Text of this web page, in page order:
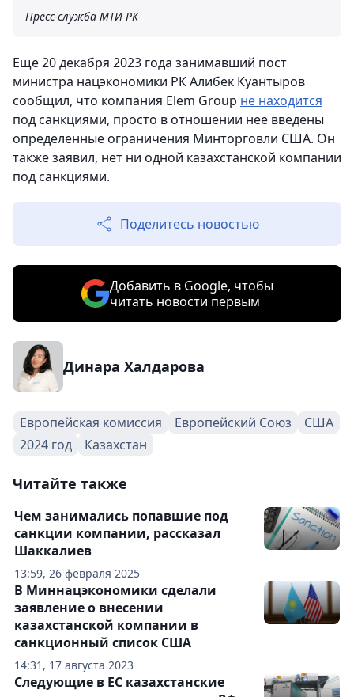
Пресс-служба МТИ РК
Еще 20 декабря 2023 года занимавший пост
министра нацэкономики РК Алибек Куантыров
сообщил, что компания Elem Group не находится
под санкциями, просто в отношении нее введены
определенные ограничения Минторговли США. Он
также заявил, нет ни одной казахстанской компании
под санкциями.
Поделитесь новостью
Добавить в Google, чтобы
читать новости первым
Динара Халдарова
Европейская комиссия Европейский Союз
США
2024 год
Казахстан
Читайте также
13:59, 26 февраля 2025
Чем занимались попавшие под
санкции компании, рассказал
Шаккалиев
14:31, 17 августа 2023
В Миннацэкономики сделали
заявление о внесении
казахстанской компании в
санкционный список США
Следующие в ЕС казахстанские